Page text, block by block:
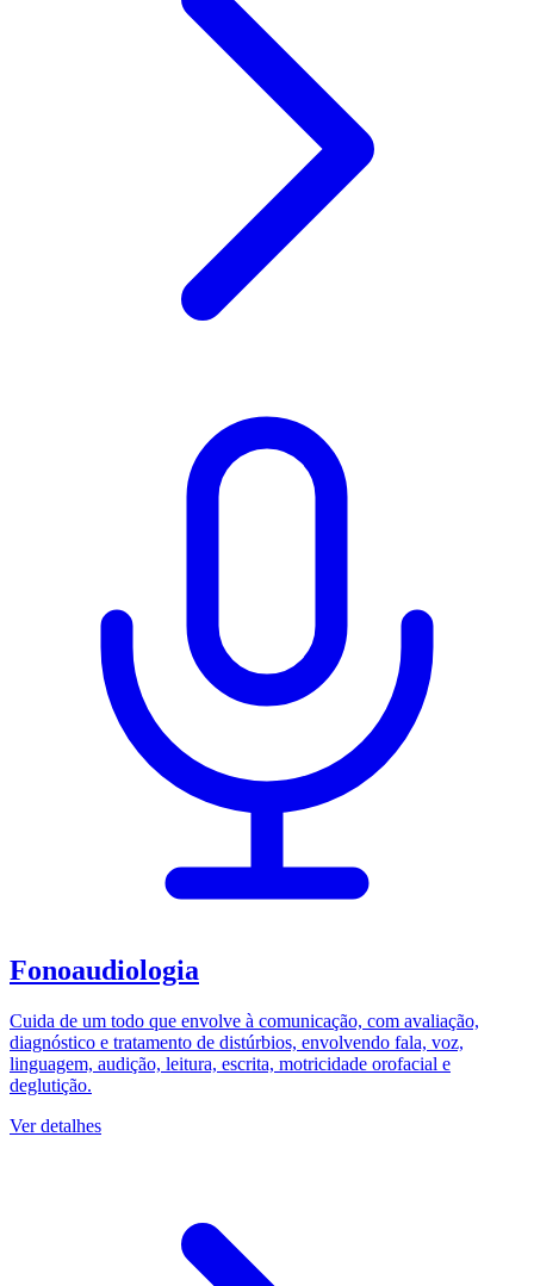
Fonoaudiologia
Cuida de um todo que envolve à comunicação, com avaliação,
diagnóstico e tratamento de distúrbios, envolvendo fala, voz,
linguagem, audição, leitura, escrita, motricidade orofacial e
deglutição.
Ver detalhes